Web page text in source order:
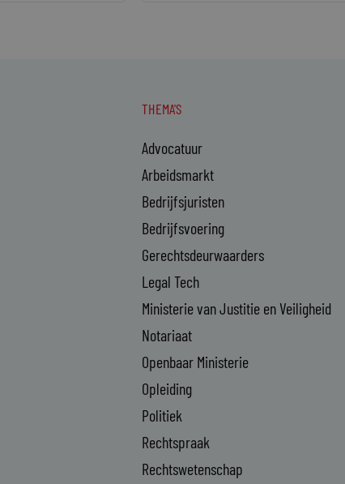
THEMA'S
Advocatuur
Arbeidsmarkt
Bedrijfsjuristen
Bedrijfsvoering
Gerechtsdeurwaarders
Legal Tech
Ministerie van Justitie en Veiligheid
Notariaat
Openbaar Ministerie
Opleiding
Politiek
Rechtspraak
Rechtswetenschap